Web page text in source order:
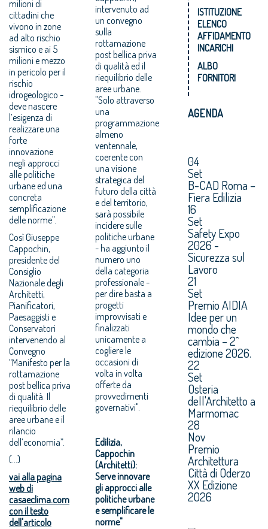
milioni di
cittadini che
vivono in zone
ad alto rischio
sismico e ai 5
milioni e mezzo
in pericolo per il
rischio
idrogeologico -
deve nascere
l’esigenza di
realizzare una
forte
innovazione
negli approcci
alle politiche
urbane ed una
concreta
semplificazione
delle norme”.
Così Giuseppe
Cappochin,
presidente del
Consiglio
Nazionale degli
Architetti,
Pianificatori,
Paesaggisti e
Conservatori
intervenendo al
Convegno
“Manifesto per la
rottamazione
post bellica priva
di qualità. Il
riequilibrio delle
aree urbane e il
rilancio
dell’economia”.
(...)
vai alla pagina
web di
casaeclima.com
con il testo
dell'articolo
intervenuto ad
un convegno
sulla
rottamazione
post bellica priva
di qualità ed il
riequilibrio delle
aree urbane.
"Solo attraverso
una
programmazione
almeno
ventennale,
coerente con
una visione
strategica del
futuro della città
e del territorio,
sarà possibile
incidere sulle
politiche urbane
- ha aggiunto il
numero uno
della categoria
professionale -
per dire basta a
progetti
improvvisati e
finalizzati
unicamente a
cogliere le
occasioni di
volta in volta
offerte da
provvedimenti
governativi".
Edilizia,
Cappochin
(Architetti):
Serve innovare
gli approcci alle
politiche urbane
e semplificare le
norme"
ISTITUZIONE
ELENCO
AFFIDAMENTO
INCARICHI
ALBO
FORNITORI
AGENDA
04
Set
B-CAD Roma –
Fiera Edilizia
16
Set
Safety Expo
2026 -
Sicurezza sul
Lavoro
21
Set
Premio AIDIA
Idee per un
mondo che
cambia – 2^
edizione 2026.
22
Set
Osteria
dell'Architetto a
Marmomac
28
Nov
Premio
Architettura
Città di Oderzo
XX Edizione
2026